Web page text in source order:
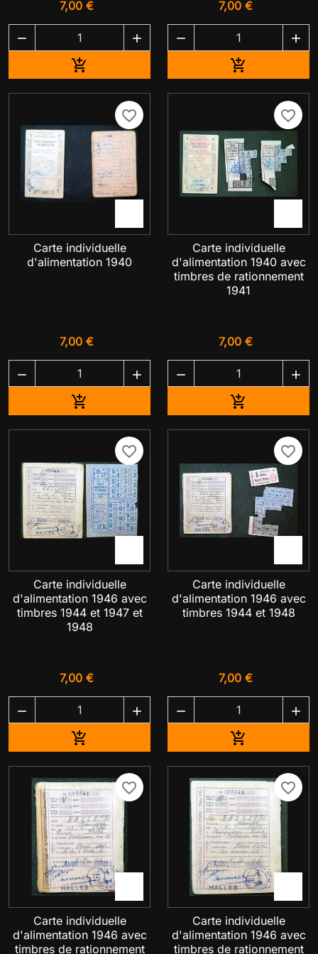
7,00 €
 

7,00 €
 

favorite_border
Carte individuelle
d'alimentation 1940
7,00 €
 

favorite_border
Carte individuelle
d'alimentation 1940 avec
timbres de rationnement
1941
7,00 €
 

favorite_border
Carte individuelle
d'alimentation 1946 avec
timbres 1944 et 1947 et
1948
7,00 €
 

favorite_border
Carte individuelle
d'alimentation 1946 avec
timbres 1944 et 1948
7,00 €
 

favorite_border
Carte individuelle
d'alimentation 1946 avec
timbres de rationnement
favorite_border
Carte individuelle
d'alimentation 1946 avec
timbres de rationnement